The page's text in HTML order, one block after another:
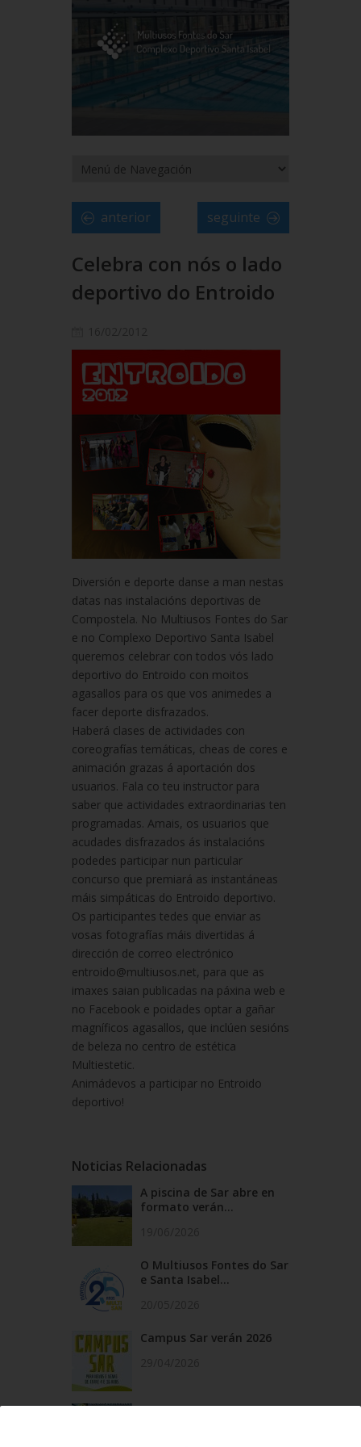
anterior seguinte
Celebra con nós o lado
deportivo do Entroido
Diversión e deporte danse a man nestas
datas nas instalacións deportivas de
Compostela. No Multiusos Fontes do Sar
e no Complexo Deportivo Santa Isabel
queremos celebrar con todos vós lado
deportivo do Entroido con moitos
agasallos para os que vos animedes a
facer deporte disfrazados.
Haberá clases de actividades con
coreografías temáticas, cheas de cores e
animación grazas á aportación dos
usuarios. Fala co teu instructor para
saber que actividades extraordinarias ten
programadas. Amais, os usuarios que
acudades disfrazados ás instalacións
podedes participar nun particular
concurso que premiará as instantáneas
máis simpáticas do Entroido deportivo.
Os participantes tedes que enviar as
vosas fotografías máis divertidas á
dirección de correo electrónico
entroido@multiusos.net, para que as
imaxes saian publicadas na páxina web e
no Facebook e poidades optar a gañar
magníficos agasallos, que inclúen sesións
de beleza no centro de estética
Multiestetic.
Animádevos a participar no Entroido
deportivo!
Noticias Relacionadas
A piscina de Sar abre en
formato verán...
O Multiusos Fontes do Sar
e Santa Isabel...
Campus Sar verán 2026
Cursos de natación en